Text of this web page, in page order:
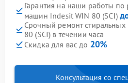
Гарантия на наши работы по
машин Indesit WIN 80 (SCI)
Срочный ремонт
80 (SCI) в течении часа
Скидка для вас до 20%
Консультация со